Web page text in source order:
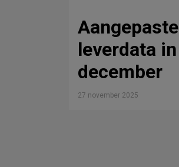
Aangepaste
leverdata in
december
27 november 2025